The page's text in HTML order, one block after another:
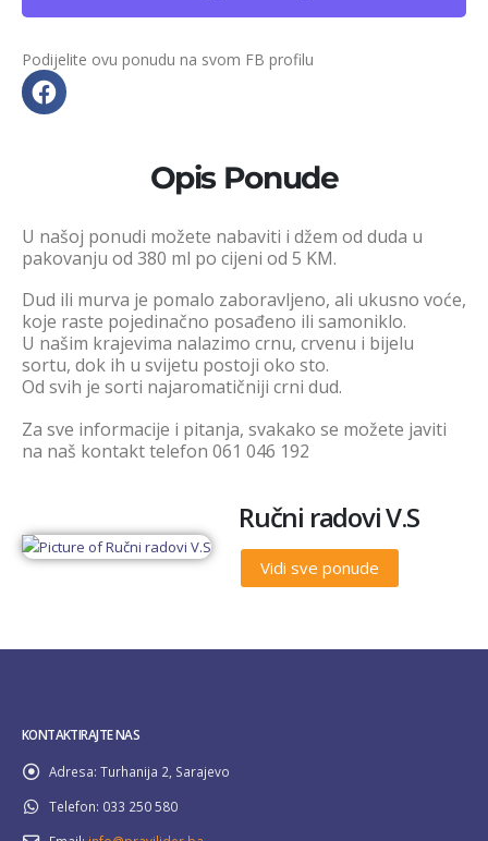
Podijelite ovu ponudu na svom FB profilu
Opis Ponude
U našoj ponudi možete nabaviti i džem od duda u
pakovanju od 380 ml po cijeni od 5 KM.
Dud ili murva je pomalo zaboravljeno, ali ukusno voće,
koje raste pojedinačno posađeno ili samoniklo.
U našim krajevima nalazimo crnu, crvenu i bijelu
sortu, dok ih u svijetu postoji oko sto.
Od svih je sorti najaromatičniji crni dud.
Za sve informacije i pitanja, svakako se možete javiti
na naš kontakt telefon 061 046 192
Ručni radovi V.S
Vidi sve ponude
KONTAKTIRAJTE NAS
Adresa: Turhanija 2, Sarajevo
Telefon: 033 250 580